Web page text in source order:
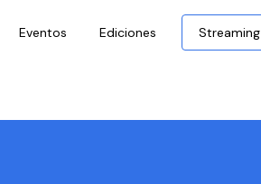
Eventos Ediciones Streaming